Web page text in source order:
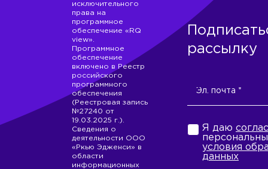
исключительного
права на
программное
обеспечение «RQ
view».
Программное
обеспечение
включено в Реестр
российского
программного
обеспечения
(Реестровая запись
№27240 от
19.03.2025 г.).
Сведения о
деятельности ООО
«Ркью Эдженси» в
области
информационных
рассылку
Я даю
условия
данных